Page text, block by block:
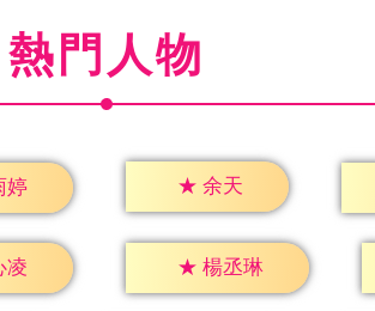
熱門人物
婷 ★ 余天
凌 ★ 楊丞琳